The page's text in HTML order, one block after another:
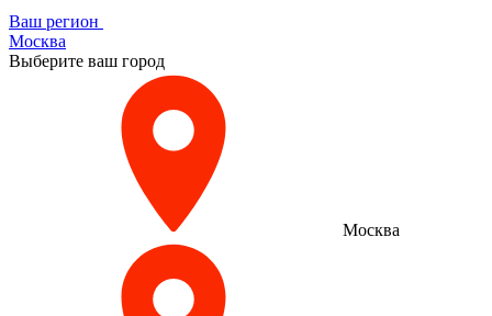
Ваш регион
Москва
Выберите ваш город
Москва